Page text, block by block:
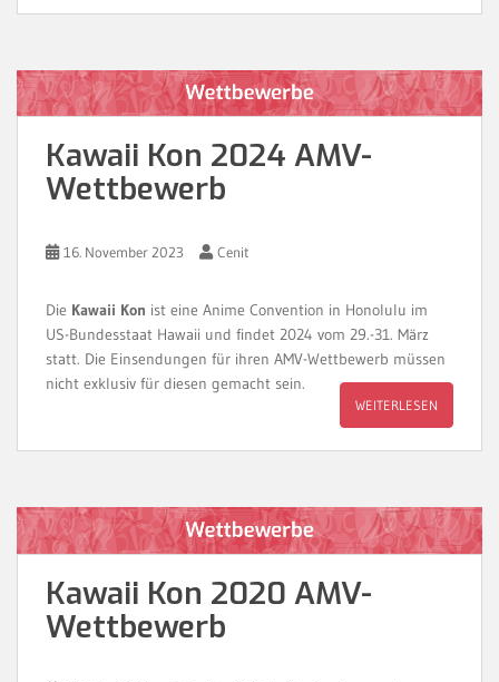
Kawaii Kon 2024 AMV-
Wettbewerb
16. November 2023 Cenit
Die Kawaii Kon ist eine Anime Convention in Honolulu im
US-Bundesstaat Hawaii und findet 2024 vom 29.-31. März
statt. Die Einsendungen für ihren AMV-Wettbewerb müssen
nicht exklusiv für diesen gemacht sein.
WEITERLESEN
Kawaii Kon 2020 AMV-
Wettbewerb